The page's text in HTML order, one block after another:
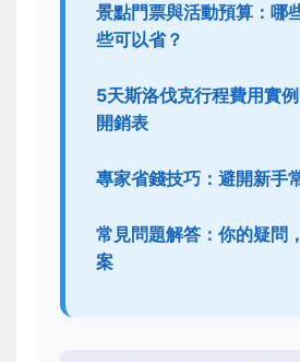
景點門票與活動預算：哪
些可以省？
5天斯洛伐克行程費用實
開銷表
專家省錢技巧：避開新手
常見問題解答：你的疑問
案